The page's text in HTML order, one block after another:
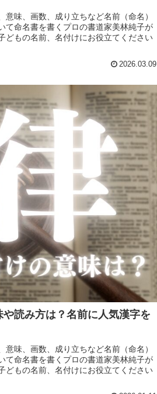
意味、画数、成り立ちなど名前（命名）
て命名書を書くプロの書道家美林純子が
どもの名前、名付けにお役立てください
2026.03.09
や読み方は？名前に人気漢字を
意味、画数、成り立ちなど名前（命名）
て命名書を書くプロの書道家美林純子が
どもの名前、名付けにお役立てください